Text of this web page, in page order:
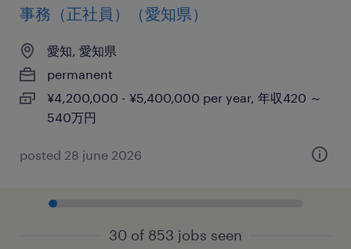
事務（正社員）（愛知県）
愛知, 愛知県
permanent
¥4,200,000 - ¥5,400,000 per year, 年収420 ～
540万円
posted 28 june 2026
30 of 853 jobs seen